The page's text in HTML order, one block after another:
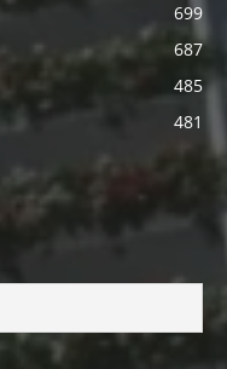
699
687
485
481